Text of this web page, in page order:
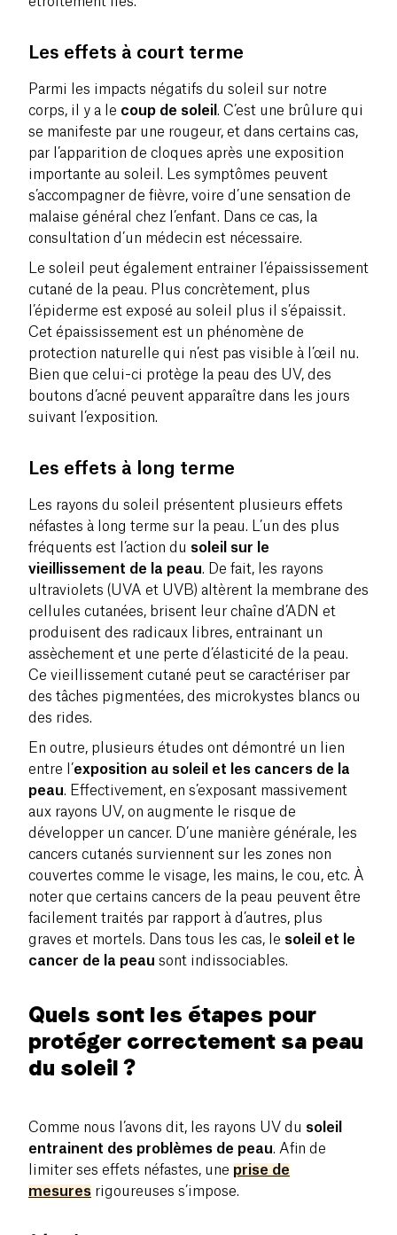
Les effets à court terme
Parmi les impacts négatifs du soleil sur notre
corps, il y a le coup de soleil . C’est une brûlure qui
se manifeste par une rougeur, et dans certains cas,
par l’apparition de cloques après une exposition
importante au soleil. Les symptômes peuvent
s’accompagner de fièvre, voire d’une sensation de
malaise général chez l’enfant. Dans ce cas, la
consultation d’un médecin est nécessaire.
Le soleil peut également entrainer l’épaississement
cutané de la peau. Plus concrètement, plus
l’épiderme est exposé au soleil plus il s’épaissit.
Cet épaississement est un phénomène de
protection naturelle qui n’est pas visible à l’œil nu.
Bien que celui-ci protège la peau des UV, des
boutons d’acné peuvent apparaître dans les jours
suivant l’exposition.
Les effets à long terme
Les rayons du soleil présentent plusieurs effets
néfastes à long terme sur la peau. L’un des plus
fréquents est l’action du soleil sur le
vieillissement de la peau. De fait, les rayons
ultraviolets (UVA et UVB) altèrent la membrane des
cellules cutanées, brisent leur chaîne d’ADN et
produisent des radicaux libres, entrainant un
assèchement et une perte d’élasticité de la peau.
Ce vieillissement cutané peut se caractériser par
des tâches pigmentées, des microkystes blancs ou
des rides.
En outre, plusieurs études ont démontré un lien
entre l’exposition au soleil et les cancers de la
peau. Effectivement, en s’exposant massivement
aux rayons UV, on augmente le risque de
développer un cancer. D’une manière générale, les
cancers cutanés surviennent sur les zones non
couvertes comme le visage, les mains, le cou, etc. À
noter que certains cancers de la peau peuvent être
facilement traités par rapport à d’autres, plus
graves et mortels. Dans tous les cas, le soleil et le
cancer de la peau sont indissociables.
Quels sont les étapes pour
protéger correctement sa peau
du soleil ?
Comme nous l’avons dit, les rayons UV du soleil
entrainent des problèmes de peau. Afin de
limiter ses effets néfastes, une prise de
mesures rigoureuses s’impose.